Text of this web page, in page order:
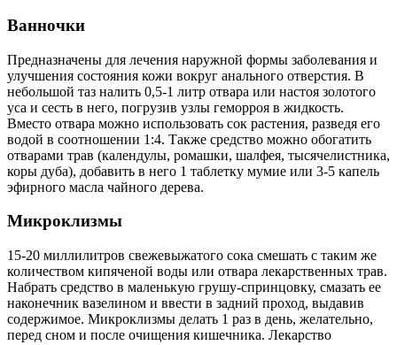
Ванночки
Предназначены для лечения наружной формы заболевания и
улучшения состояния кожи вокруг анального отверстия. В
небольшой таз налить 0,5-1 литр отвара или настоя золотого
уса и сесть в него, погрузив узлы геморроя в жидкость.
Вместо отвара можно использовать сок растения, разведя его
водой в соотношении 1:4. Также средство можно обогатить
отварами трав (календулы, ромашки, шалфея, тысячелистника,
коры дуба), добавить в него 1 таблетку мумие или 3-5 капель
эфирного масла чайного дерева.
Микроклизмы
15-20 миллилитров свежевыжатого сока смешать с таким же
количеством кипяченой воды или отвара лекарственных трав.
Набрать средство в маленькую грушу-спринцовку, смазать ее
наконечник вазелином и ввести в задний проход, выдавив
содержимое. Микроклизмы делать 1 раз в день, желательно,
перед сном и после очищения кишечника. Лекарство